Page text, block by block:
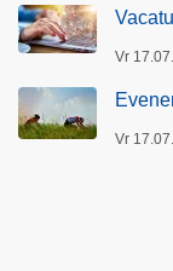
Vr
Vr